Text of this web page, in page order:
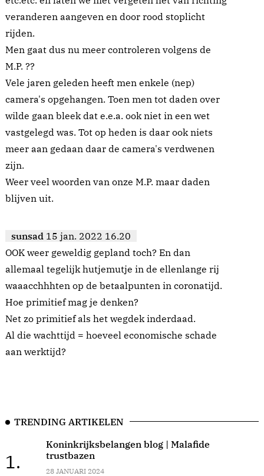
veranderen aangeven en door rood stoplicht
rijden.
Men gaat dus nu meer controleren volgens de
M.P. ??
Vele jaren geleden heeft men enkele (nep)
camera's opgehangen. Toen men tot daden over
wilde gaan bleek dat e.e.a. ook niet in een wet
vastgelegd was. Tot op heden is daar ook niets
meer aan gedaan daar de camera's verdwenen
zijn.
Weer veel woorden van onze M.P. maar daden
blijven uit.
sunsad 15 jan. 2022 16.20
OOK weer geweldig gepland toch? En dan
allemaal tegelijk hutjemutje in de ellenlange rij
waaacchhhten op de betaalpunten in coronatijd.
Hoe primitief mag je denken?
Net zo primitief als het wegdek inderdaad.
Al die wachttijd = hoeveel economische schade
aan werktijd?
TRENDING ARTIKELEN
1.
Koninkrijksbelangen blog | Malafide
trustbazen
28 JANUARI 2024